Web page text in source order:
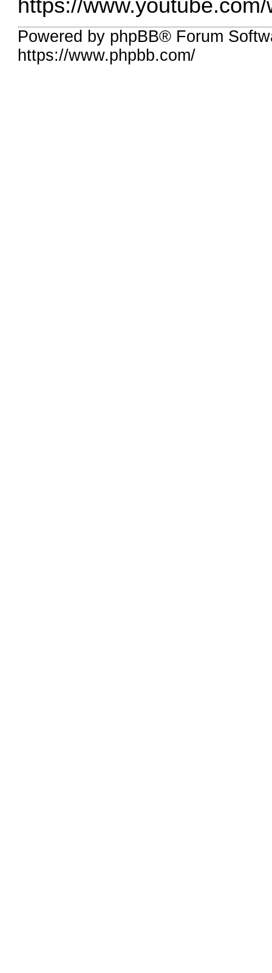
https://
Powered by phpBB® Forum
https://www.phpbb.com/